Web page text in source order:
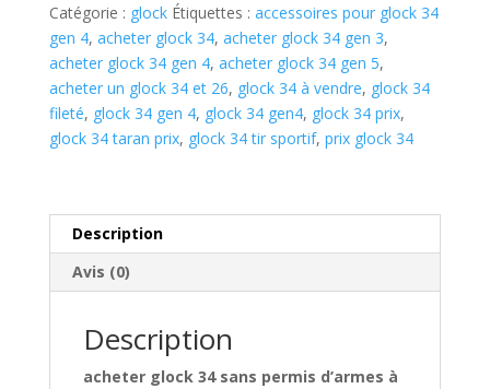
Catégorie : glock Étiquettes : accessoires pour glock 34
gen 4​, acheter glock 34, acheter glock 34 gen 3,
acheter glock 34 gen 4, acheter glock 34 gen 5,
acheter un glock 34 et 26​, glock 34 à vendre, glock 34
fileté​, glock 34 gen 4​, glock 34 gen4​, glock 34 prix​,
glock 34 taran prix​, glock 34 tir sportif​, prix glock 34​
Description
Avis (0)
Description
acheter glock 34 sans permis d’armes à